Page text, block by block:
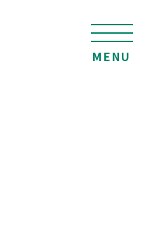
MENU